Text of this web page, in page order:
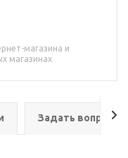
магазина и
магазинах
Задать вопрос